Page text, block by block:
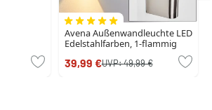
Avena Außenwandleuchte LED
Edelstahlfarben, 1-flammig
39,99 €UVP:49,99 €